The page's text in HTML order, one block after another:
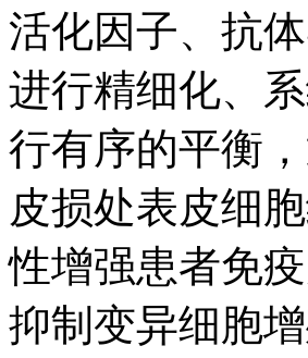
活化因子、抗
进行精细化、
行有序的平衡
皮损处表皮细
性增强患者免
抑制变异细胞